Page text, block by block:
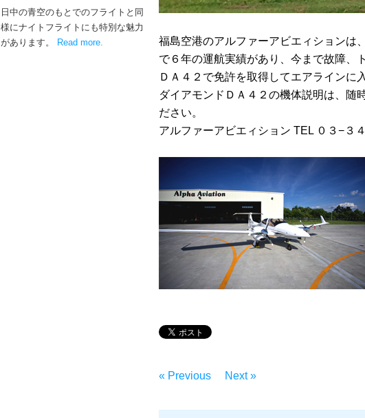
福島空港のアルファーアビエィションは
で６年の運航実績があり、今まで故障、
ＤＡ４２で免許を取得してエアラインに
ダイアモンドＤＡ４２の機体説明は、随
ださい。
アルファーアビエィション TEL ０３−３
« Previous Next »
日中の青空のもとでのフライトと同
様にナイトフライトにも特別な魅力
があります。
Read more– ‘ナイトフライトを実施しました！！’
.